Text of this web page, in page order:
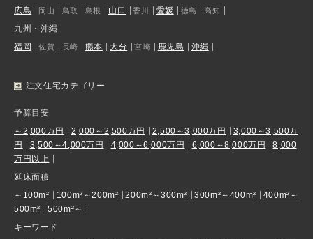
広島
岡山 鳥取 島根 山口 香川 愛媛 徳島 高知
九州・沖縄
福岡
佐賀 長崎 熊本 大分 宮崎 鹿児島 沖縄
注文住宅カテゴリー
予算目安
～2,000万円
2,000～2,500万円 2,500～3,000万円
3,000～3,500万
円
3,500～4,000万円 4,000～6,000万円 6,000～8,000万円
8,000
万円以上
延床面積
～100m²
100m²～200m² 200m²～300m² 300m²～400m²
400m²～
500m²
500m²～
キーワード